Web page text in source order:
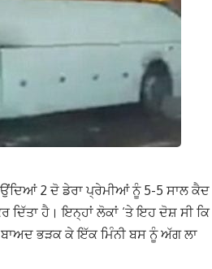
2 ਦੋ ਡੇਰਾ ਪ੍ਰੇਮੀਆਂ ਨੂੰ 5-5 ਸਾਲ ਕੈਦ
ਹੈ। ਇਨ੍ਹਾਂ ਲੋਕਾਂ ‘ਤੇ ਇਹ ਦੋਸ਼ ਸੀ ਕਿ
ਬਾਅਦ ਭੜਕ ਕੇ ਇੱਕ ਮਿੰਨੀ ਬਸ ਨੂੰ ਅੱਗ ਲਾ